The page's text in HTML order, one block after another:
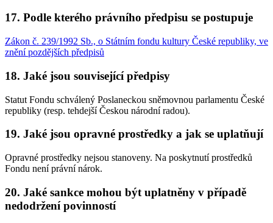
17. Podle kterého právního předpisu se postupuje
Zákon č. 239/1992 Sb., o Státním fondu kultury České republiky, ve
znění pozdějších předpisů
18. Jaké jsou související předpisy
Statut Fondu schválený Poslaneckou sněmovnou parlamentu České
republiky (resp. tehdejší Českou národní radou).
19. Jaké jsou opravné prostředky a jak se uplatňují
Opravné prostředky nejsou stanoveny. Na poskytnutí prostředků
Fondu není právní nárok.
20. Jaké sankce mohou být uplatněny v případě
nedodržení povinností